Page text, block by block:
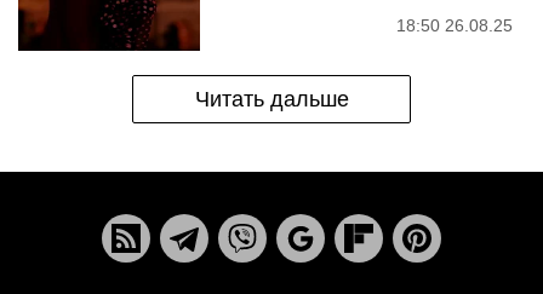
18:50 26.08.25
Читать дальше